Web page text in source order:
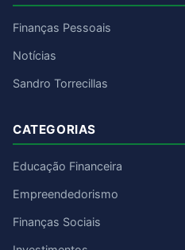
Finanças Pessoais
Notícias
Sandro Torrecillas
CATEGORIAS
Educação Financeira
Empreendedorismo
Finanças Sociais